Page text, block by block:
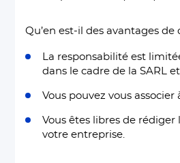
Qu’en est-il des avantages de
La responsabilité est
dans le cadre de la SARL et
Vous pouvez vous
Vous êtes libres de rédiger
votre entreprise.